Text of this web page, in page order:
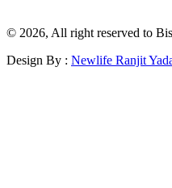
© 2026, All right reserved to
Design By : Newlife Ranjit